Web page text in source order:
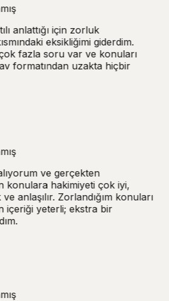
anlattığı için zorluk
eksikliğimi giderdim.
fazla soru var ve konuları
formatından uzakta hiçbir
ve gerçekten
konulara hakimiyeti çok iyi,
anlaşılır. Zorlandığım konuları
içeriği yeterli; ekstra bir